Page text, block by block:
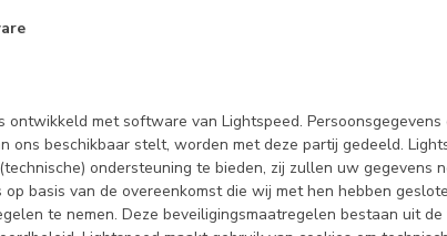
ontwikkeld met software van Lightspeed.
ons beschikbaar stelt, worden met deze partij gedeeld.
ondersteuning te bieden, zij zullen uw gegevens
op basis van de overeenkomst die wij met hen hebben
te nemen. Deze beveiligingsmaatregelen bestaan uit